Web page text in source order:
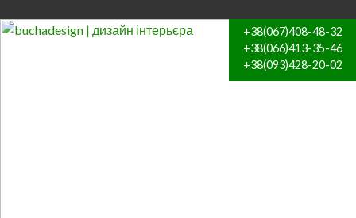
+38(067)408-48-32
+38(066)413-35-46
+38(093)428-20-02